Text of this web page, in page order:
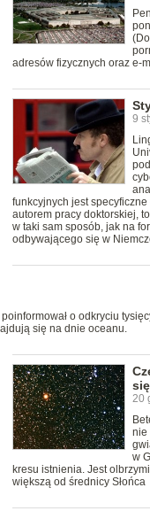
adresów fizycznych oraz e-
9
funkcyjnych jest
autorem pracy doktorskiej,
w taki sam sposób, jak na
odbywającego się w
o odkryciu
się na dnie oceanu.
20
nie
w
kresu istnienia. Jest
większą od średnicy Słońca